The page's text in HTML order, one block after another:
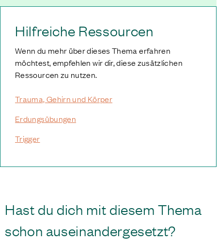
Hilfreiche Ressourcen
Wenn du mehr über dieses Thema erfahren
möchtest, empfehlen wir dir, diese zusätzlichen
Ressourcen zu nutzen.
Trauma, Gehirn und Körper
Erdungsübungen
Trigger
Hast du dich mit diesem Thema
schon auseinandergesetzt?